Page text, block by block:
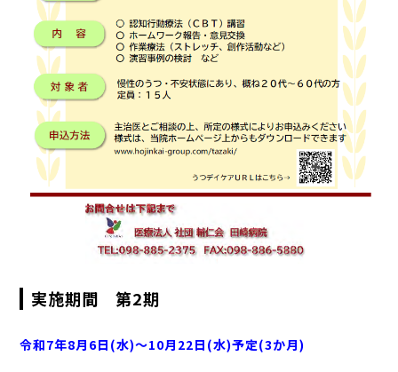
実施期間 第2期
令和7年8月6日(水)～10月22日(水)予定(3か月)